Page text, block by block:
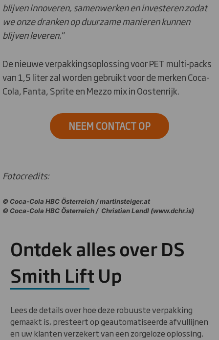
blijven innoveren, samenwerken en investeren zodat
we onze dranken op duurzame manieren kunnen
blijven leveren."
De nieuwe verpakkingsoplossing voor PET multi-packs
van 1,5 liter zal worden gebruikt voor de merken Coca-
Cola, Fanta, Sprite en Mezzo mix in Oostenrijk.
NEEM CONTACT OP
Fotocredits:
© Coca-Cola HBC Österreich / martinsteiger.at
© Coca-Cola HBC Österreich / Christian Lendl (www.dchr.is)
Ontdek alles over DS
Smith Lift Up
Lees de details over hoe deze robuuste verpakking
gemaakt is, presteert op geautomatiseerde afvullijnen
en uw klanten verzekert van een zorgeloze oplossing.